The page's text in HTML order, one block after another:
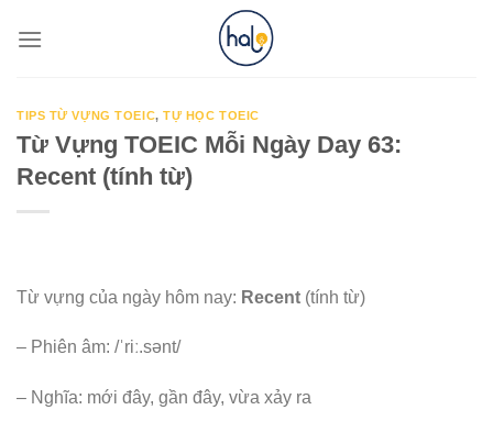
TIPS TỪ VỰNG TOEIC,TỰ HỌC TOEIC
Từ Vựng TOEIC Mỗi Ngày Day 63:
Recent (tính từ)
Từ vựng của ngày hôm nay: Recent (tính từ)
– Phiên âm: /ˈriː.sənt/
– Nghĩa: mới đây, gần đây, vừa xảy ra